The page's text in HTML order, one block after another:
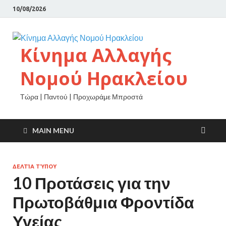
10/08/2026
Κίνημα Αλλαγής
Νομού Ηρακλείου
Τώρα | Παντού | Προχωράμε Μπροστά
MAIN MENU
ΔΕΛΤΊΑ ΤΎΠΟΥ
10 Προτάσεις για την
Πρωτοβάθμια Φροντίδα
Υγείας